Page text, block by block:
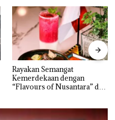
Rayakan Semangat
Kemerdekaan dengan
“Flavours of Nusantara” di